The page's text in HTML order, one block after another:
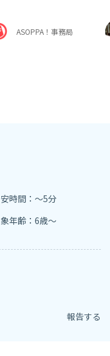
ASOPPA！事務局
時間：～5分
年齢：6歳～
報告する